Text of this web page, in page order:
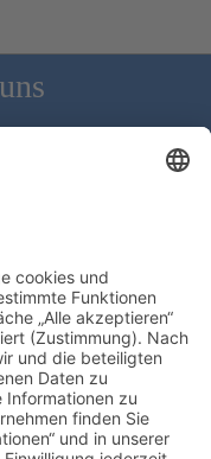
07626/237 | E-
um den
zu laden!
eines
einzubetten.
Aktivitäten
durch und
Service zu, um